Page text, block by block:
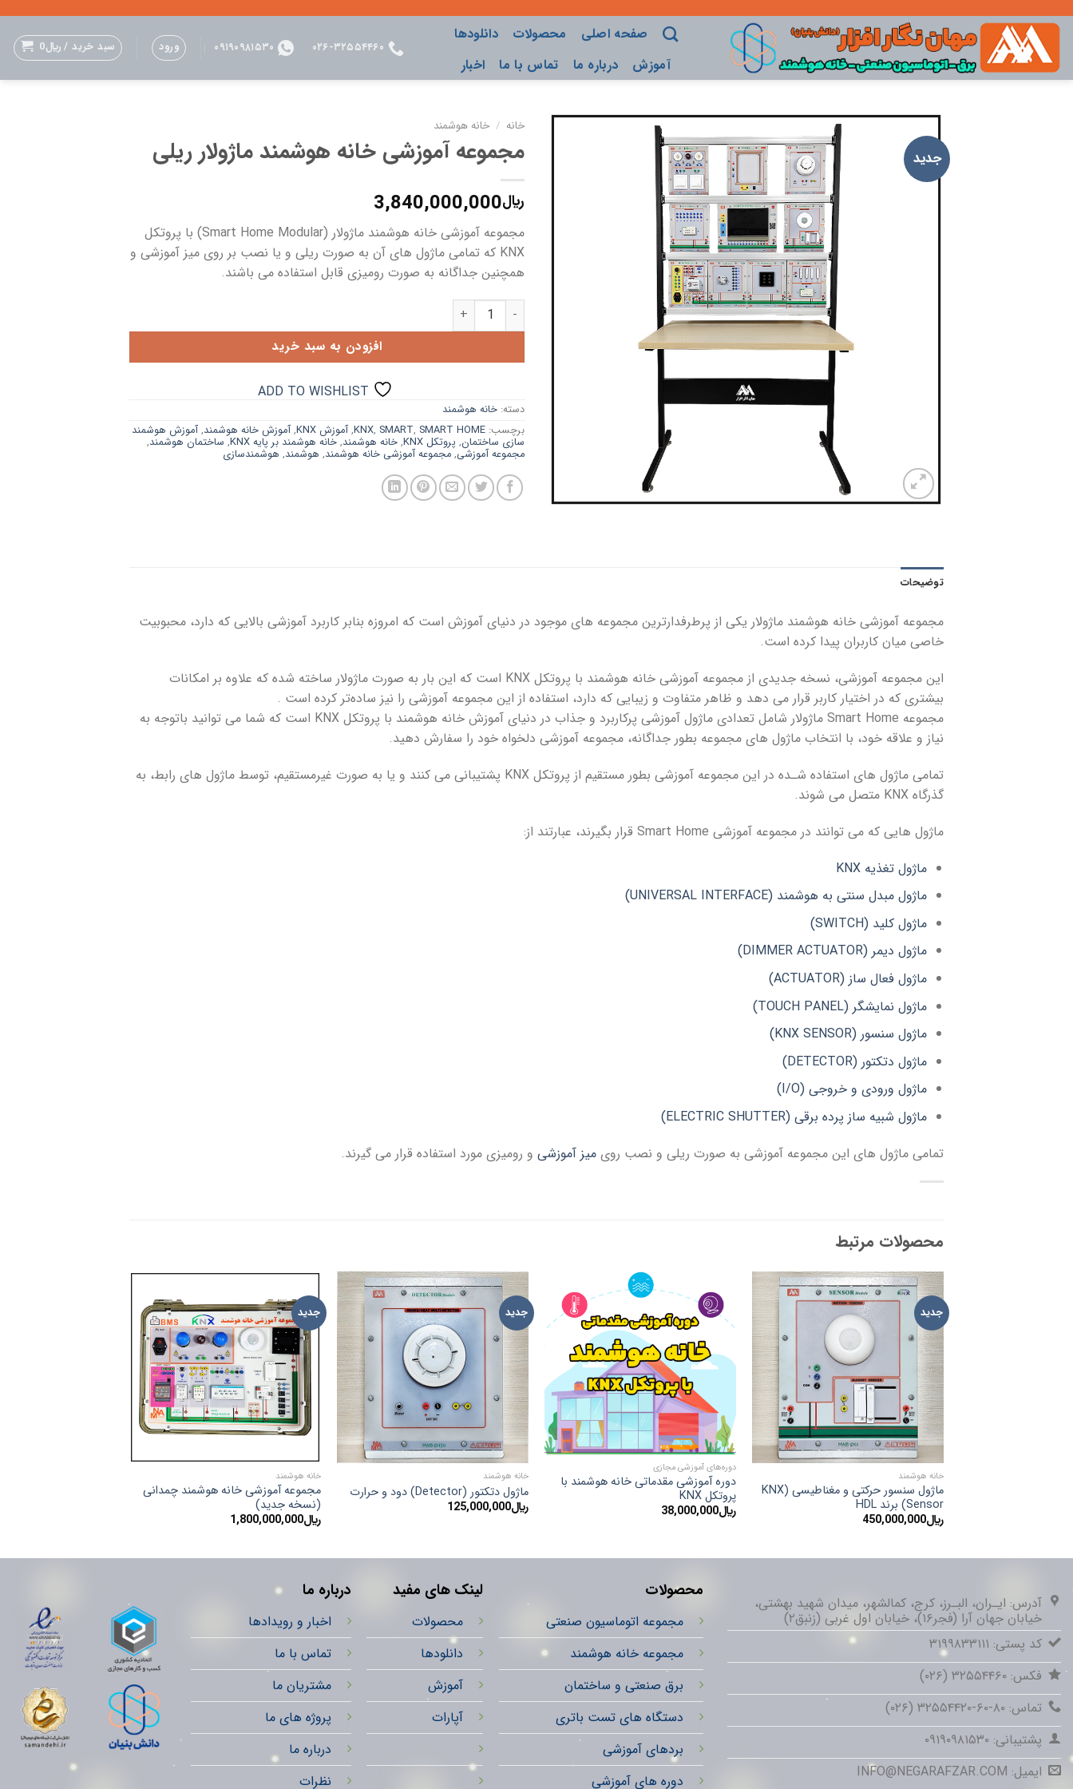
content
صفحه اصلی محصولات
دانلودها
آموزش
درباره ما تماس با ما اخبار
۰۲۶-۳۲۵۵۴۴۶۰ ۰۹۱۹۰۹۸۱۵۳۰ ورود سبد خرید / ﷼0
جدید
خانه / خانه هوشمند
مجموعه آموزشی خانه هوشمند ماژولار ریلی
﷼3,840,000,000
مجموعه آموزشی خانه هوشمند ماژولار (Smart Home Modular) با پروتکل
KNX که تمامی ماژول های آن به صورت ریلی و یا نصب بر روی میز آموزشی و
همچنین جداگانه به صورت رومیزی قابل استفاده می باشند.
مجموعه آموزشی خانه هوشمند ماژولار ریلی عدد
افزودن به سبد خرید
ADD TO WISHLIST
دسته: خانه هوشمند
برچسب:
KNX, SMART, SMART HOME
,آموزش KNX ,آموزش خانه هوشمند,آموزش هوشمند
سازی ساختمان, پروتکل KNX , خانه هوشمند, خانه هوشمند بر پایه KNX , ساختمان هوشمند,
مجموعه آموزشی,مجموعه آموزشی خانه هوشمند, هوشمند, هوشمندسازی
توضیحات
مجموعه آموزشی خانه هوشمند ماژولار یکی از پرطرفدارترین مجموعه های موجود در دنیای آموزش است که امروزه بنابر کاربرد آموزشی بالایی که دارد، محبوبیت
خاصی میان کاربران پیدا کرده است.
این مجموعه آموزشی، نسخه جدیدی از مجموعه آموزشی خانه هوشمند با پروتکل KNX است که این بار به صورت ماژولار ساخته شده که علاوه بر امکانات
بیشتری که در اختیار کاربر قرار می دهد و ظاهر متفاوت و زیبایی که دارد، استفاده از این مجموعه آموزشی را نیز ساده‌تر کرده است .
مجموعه Smart Home ماژولار شامل تعدادی ماژول آموزشی پرکاربرد و جذاب در دنیای آموزش خانه هوشمند با پروتکل KNX است که شما می توانید باتوجه به
نیاز و علاقه خود، با انتخاب ماژول های مجموعه بطور جداگانه، مجموعه آموزشی دلخواه خود را سفارش دهید.
تمامی ماژول های استفاده شـده در این مجموعه آموزشی بطور مستقیم از پروتکل KNX پشتیبانی می کنند و یا به صورت غیرمستقیم، توسط ماژول های رابط، به
گذرگاه KNX متصل می شوند.
ماژول هایی که می توانند در مجموعه آموزشی Smart Home قرار بگیرند، عبارتند از:
ماژول تغذیه KNX
ماژول مبدل سنتی به هوشمند (UNIVERSAL INTERFACE)
ماژول کلید (SWITCH)
ماژول دیمر (DIMMER ACTUATOR)
ماژول فعال ساز (ACTUATOR)
ماژول نمایشگر (TOUCH PANEL)
ماژول سنسور (KNX SENSOR)
ماژول دتکتور (DETECTOR)
ماژول ورودی و خروجی (I/O)
ماژول شبیه ساز پرده برقی (ELECTRIC SHUTTER)
تمامی ماژول های این مجموعه آموزشی به صورت ریلی و نصب روی میز آموزشی و رومیزی مورد استفاده قرار می گیرند.
محصولات مرتبط
جدید ADD TO
WISHLIST
خانه هوشمند
ماژول سنسور حرکتی و مغناطیسی (KNX
Sensor) برند HDL
﷼450,000,000
ADD TO
WISHLIST
دوره‌های آموزشی مجازی
دوره آموزشی مقدماتی خانه هوشمند با
پروتکل KNX
﷼38,000,000
جدید ADD TO
WISHLIST
خانه هوشمند
ماژول دتکتور (Detector) دود و حرارت
﷼125,000,000
جدید ADD TO
WISHLIST
خانه هوشمند
مجموعه آموزشی خانه هوشمند چمدانی
(نسخه جدید)
﷼1,800,000,000
آدرس: ایـران، البـرز، کرج، کمالشهر، میدان شهید بهشتی،
خیابان جهان آرا (فجر۱۶)، خیابان اول غربی (زنبق۲)
کد پستی: ۳۱۹۹۸۳۳۱۱۱
فکس: ۳۲۵۵۴۴۶۰ (۰۲۶)
تماس: ۸۰-۶۰-۳۲۵۵۴۴۲۰ (۰۲۶)
پشتیبانی: ۰۹۱۹۰۹۸۱۵۳۰
ایمیل: INFO@NEGARAFZAR.COM
محصولات
مجموعه اتوماسیون صنعتی
مجموعه خانه هوشمند
برق صنعتی و ساختمان
دستگاه های تست باتری
بردهای آموزشی
دوره های آموزشی
لینک های مفید
محصولات
دانلودها
آموزش
آپارات
درباره ما
اخبار و رویدادها
تماس با ما
مشتریان ما
پروژه های ما
درباره ما
نظرات